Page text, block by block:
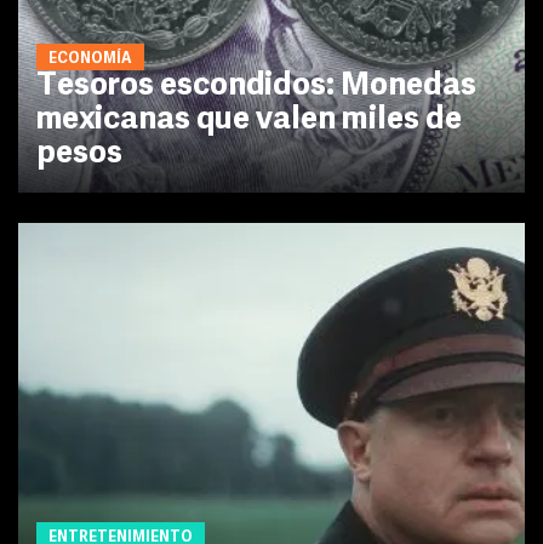
ECONOMÍA
Tesoros escondidos: Monedas
mexicanas que valen miles de
pesos
ENTRETENIMIENTO